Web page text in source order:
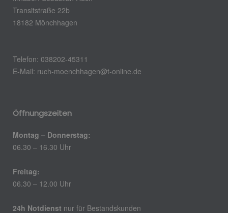
Transitstraße 22b
18182 Mönchhagen
Telefon: 038202-45311
E-Mail: ruch-moenchhagen@t-online.de
Öffnungszeiten
Montag – Donnerstag:
06.30 – 16.30 Uhr
Freitag:
06.30 – 12.00 Uhr
24h Notdienst nur für Bestandskunden